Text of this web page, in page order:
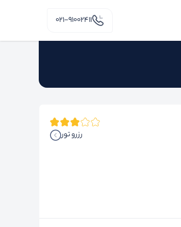
۰۲۱-91002411
رزرو تور